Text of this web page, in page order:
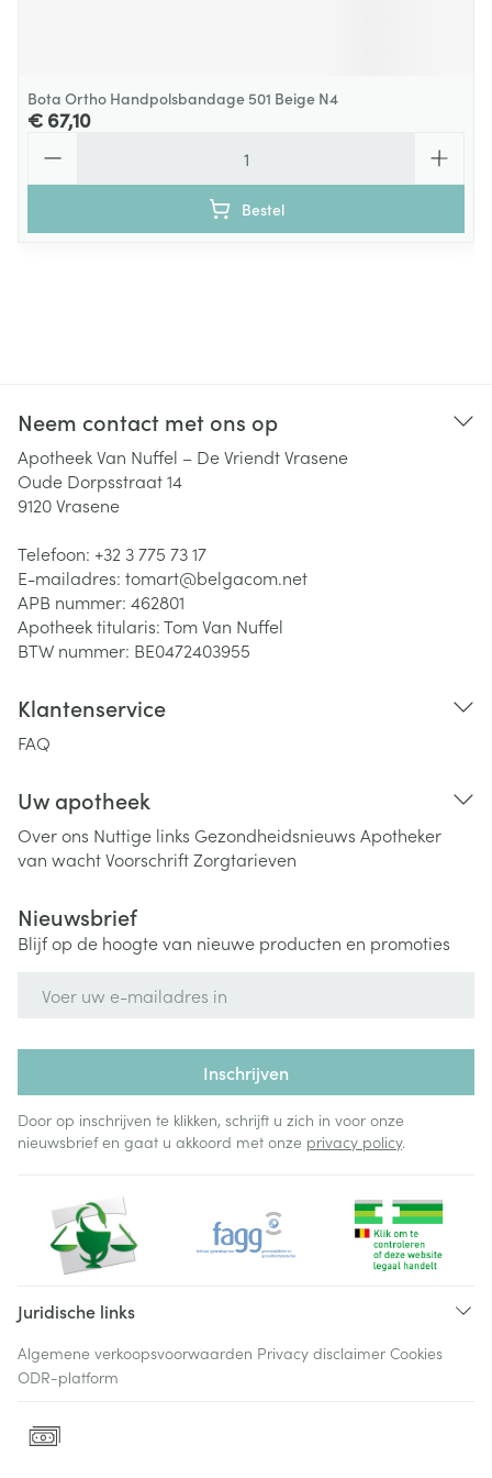
Bota Ortho Handpolsbandage 501 Beige N4
€ 67,10
Bestel
Neem contact met ons op
Apotheek Van Nuffel – De Vriendt Vrasene
Oude Dorpsstraat 14
9120Vrasene
Telefoon: +32 3 775 73 17
E-mailadres: tomart@belgacom.net
APB nummer: 462801
Apotheek titularis:Tom Van Nuffel
BTW nummer: BE0472403955
Klantenservice
FAQ
Uw apotheek
Over ons Nuttige links Gezondheidsnieuws Apotheker
van wachtVoorschriftZorgtarieven
Nieuwsbrief
Blijf op de hoogte van nieuwe producten en promoties
Inschrijven
Door op inschrijven te klikken, schrijft u zich in voor onze
nieuwsbrief en gaat u akkoord met onze privacy policy.
Juridische links
Algemene verkoopsvoorwaarden Privacy disclaimer Cookies
ODR-platform